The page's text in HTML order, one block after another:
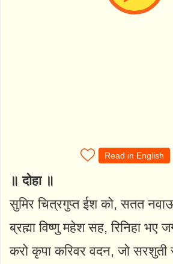
Read in English
॥ दोहा ॥
सुमिर चित्रगुप्त ईश को, सतत
ब्रह्मा विष्णु महेश सह, रिनिहा भए
करो कृपा करिवर वदन, जो सरशुती